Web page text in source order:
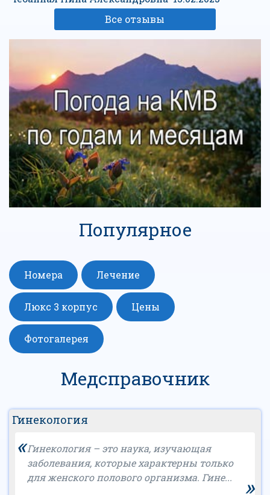
Все отзывы
Популярное
Номера Лечение
Люкс 3 корпус Цены
Фотогалерея
Медсправочник
Гинекология
«Гинекология – это наука, изучающая
заболевания, которые характерны только
для женского полового организма. Гине...
»